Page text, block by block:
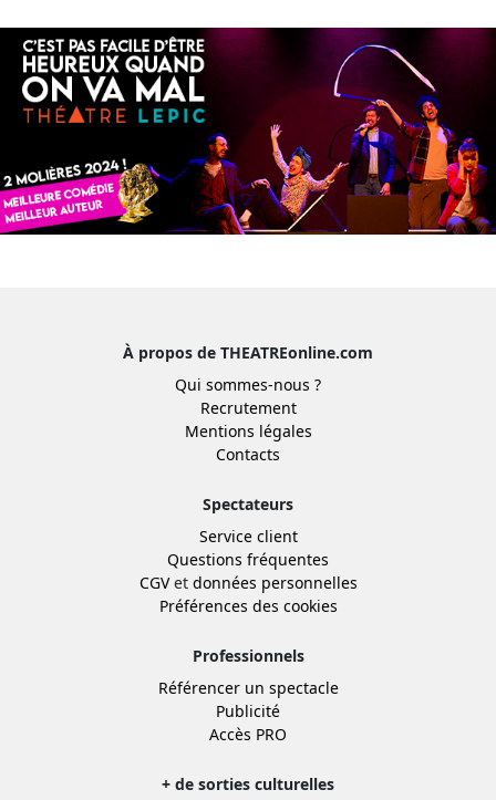
À propos de THEATREonline.com
Qui sommes-nous ?
Recrutement
Mentions légales
Contacts
Spectateurs
Service client
Questions fréquentes
CGVet données personnelles
Préférences des cookies
Professionnels
Référencer un spectacle
Publicité
Accès PRO
+ de sorties culturelles